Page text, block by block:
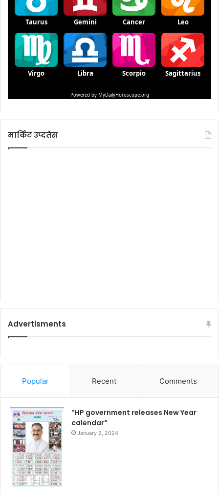
मार्किट उप्दतेस
Advertisments
Popular Recent Comments
*HP government releases New Year
calendar*
January 2, 2024